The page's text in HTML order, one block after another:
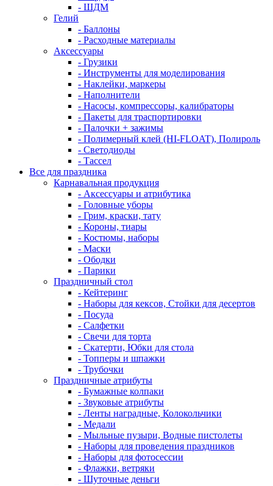
- ШДМ
Гелий
- Баллоны
- Расходные материалы
Аксессуары
- Грузики
- Инструменты для моделирования
- Наклейки, маркеры
- Наполнители
- Насосы, компрессоры, калибраторы
- Пакеты для траспортировки
- Палочки + зажимы
- Полимерный клей (HI-FLOAT), Полироль
- Светодиоды
- Тассел
Все для праздника
Карнавальная продукция
- Аксессуары и атрибутика
- Головные уборы
- Грим, краски, тату
- Короны, тиары
- Костюмы, наборы
- Маски
- Ободки
- Парики
Праздничный стол
- Кейтеринг
- Наборы для кексов, Стойки для десертов
- Посуда
- Салфетки
- Свечи для торта
- Скатерти, Юбки для стола
- Топперы и шпажки
- Трубочки
Праздничные атрибуты
- Бумажные колпаки
- Звуковые атрибуты
- Ленты наградные, Колокольчики
- Медали
- Мыльные пузыри, Водные пистолеты
- Наборы для проведения праздников
- Наборы для фотосессии
- Флажки, ветряки
- Шуточные деньги